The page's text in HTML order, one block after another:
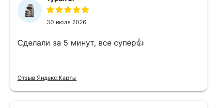
30 июля 2026
Сделали за 5 минут, все супер👍
Отзыв Яндекс.Карты